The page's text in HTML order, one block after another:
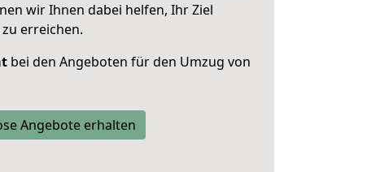
wir Ihnen dabei helfen, Ihr Ziel
zu erreichen.
bei den Angeboten für den Umzug von
Angebote erhalten